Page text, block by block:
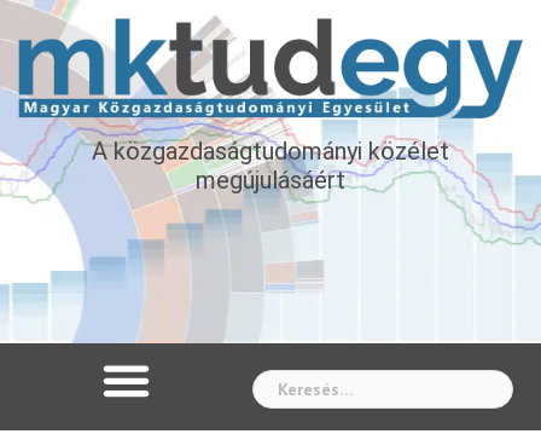
A közgazdaságtudományi közélet
megújulásáért